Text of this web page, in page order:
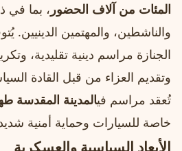
المئات من آلاف الحضور ، بما في
والناشطين، والمهتمين الدينيين.
الجنازة مراسم دينية تقليدية،
وتقديم العزاء من قبل القادة
تُعقد مراسم فيالمدينة المقدسة
خاصة للسيارات وحماية أمنية
الأبعاد السياسية والعسكرية